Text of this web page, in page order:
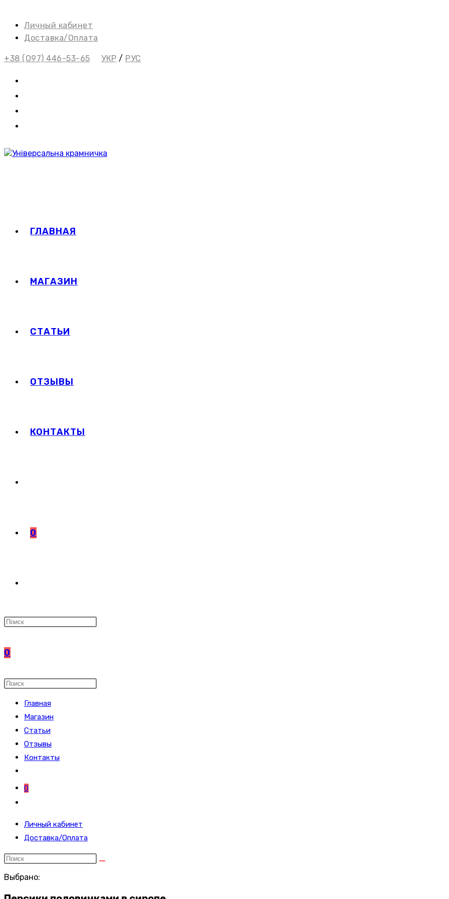
содержимому
Личный кабинет
Доставка/Оплата
+38 (О97) 446-53-65 УКР / РУС
ГЛАВНАЯ
МАГАЗИН
СТАТЬИ
ОТЗЫВЫ
КОНТАКТЫ
0
ПО
ВЕБ-
0
Поиск
сайтеГлавная
Магазин
Статьи
Отзывы
Контакты
0
по
веб-
сайту
Личный кабинет
Доставка/Оплата
Выбрано: